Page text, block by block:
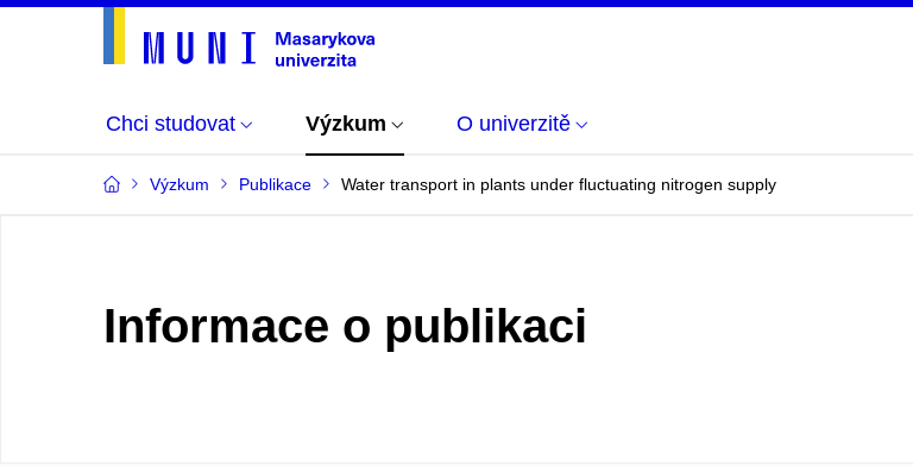
Chci studovat Výzkum O univerzitě
Výzkum Publikace Water transport in plants under fluctuating nitrogen supply
Informace o publikaci